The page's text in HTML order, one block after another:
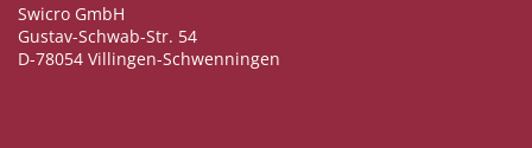
Swicro GmbH
Gustav-Schwab-Str. 54
D-78054 Villingen-Schwenningen